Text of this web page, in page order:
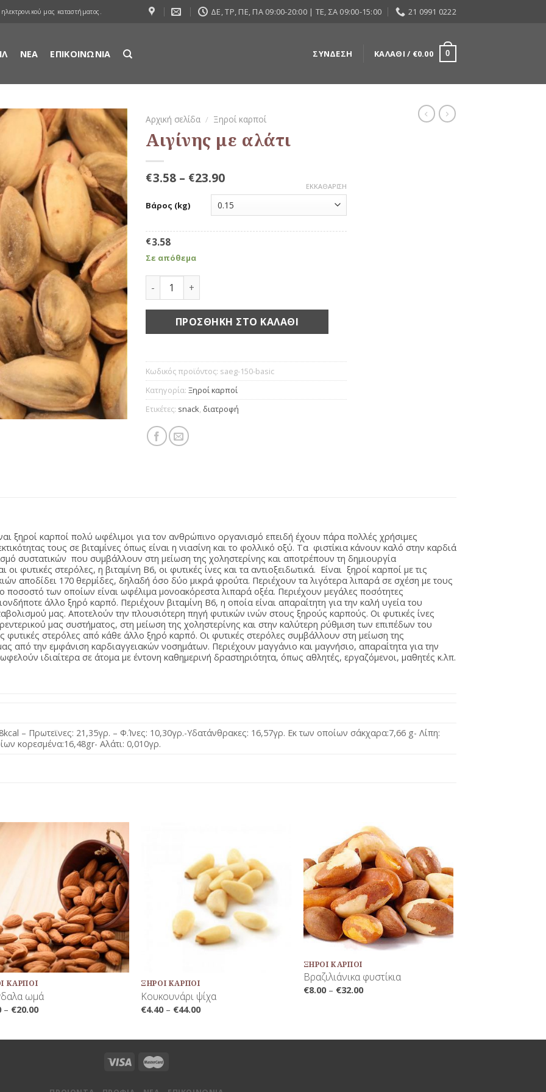
μας καταστήματος. ΔΕ, ΤΡ, ΠΕ, ΠΑ 09:00-20:00 | ΤΕ, ΣΑ 09:00-15:00 21 0991 0222
ΝΕΑ ΕΠΙΚΟΙΝΩΝΙΑ ΣΎΝΔΕΣΗ ΚΑΛΆΘΙ / €0.00 0
Προσθήκη
στη Λίστα
Αγαπημένων
Αρχική σελίδα / Ξηροί καρποί
Αιγίνης με αλάτι
€3.58– €23.90
Βάρος (kg)
ΕΚΚΑΘΆΡΙΣΗ
€3.58
Σε απόθεμα
Αιγίνης με αλάτι ποσότητα
ΠΡΟΣΘΉΚΗ ΣΤΟ ΚΑΛΆΘΙ
Κωδικός προϊόντος: saeg-150-basic
Κατηγορία: Ξηροί καρποί
Ετικέτες: snack, διατροφή
ξηροί καρποί πολύ ωφέλιμοι για τον ανθρώπινο οργανισμό επειδή έχουν πάρα πολλές χρήσιμες
τους σε βιταμίνες όπως είναι η νιασίνη και το φολλικό οξύ. Τα φιστίκια κάνουν καλό στην καρδιά
συστατικών που συμβάλλουν στη μείωση της χοληστερίνης και αποτρέπουν τη δημιουργία
φυτικές στερόλες, η βιταμίνη Β6, οι φυτικές ίνες και τα αντιοξειδωτικά. Είναι ξηροί καρποί με τις
αποδίδει 170 θερμίδες, δηλαδή όσο δύο μικρά φρούτα. Περιέχουν τα λιγότερα λιπαρά σε σχέση με τους
των οποίων είναι ωφέλιμα μονοακόρεστα λιπαρά οξέα. Περιέχουν μεγάλες ποσότητες
άλλο ξηρό καρπό. Περιέχουν βιταμίνη Β6, η οποία είναι απαραίτητη για την καλή υγεία του
μας. Αποτελούν την πλουσιότερη πηγή φυτικών ινών στους ξηρούς καρπούς. Οι φυτικές ίνες
μας συστήματος, στη μείωση της χοληστερίνης και στην καλύτερη ρύθμιση των επιπέδων του
φυτικές στερόλες από κάθε άλλο ξηρό καρπό. Οι φυτικές στερόλες συμβάλλουν στη μείωση της
από την εμφάνιση καρδιαγγειακών νοσημάτων. Περιέχουν μαγγάνιο και μαγνήσιο, απαραίτητα για την
ιδιαίτερα σε άτομα με έντονη καθημερινή δραστηριότητα, όπως αθλητές, εργαζόμενοι, μαθητές κ.λπ.
– Πρωτεϊνες: 21,35γρ. – Φ.Ίνες: 10,30γρ.-Υδατάνθρακες: 16,57γρ. Εκ των οποίων σάκχαρα:7,66 g- Λίπη:
κορεσμένα:16,48gr- Αλάτι: 0,010γρ.
Προσθήκη
στη Λίστα
Αγαπημένων
ΚΑΡΠΟΊ
ωμά
– €20.00
Προσθήκη
στη Λίστα
Αγαπημένων
ΞΗΡΟΊ ΚΑΡΠΟΊ
Κουκουνάρι ψίχα
€4.40– €44.00
Προσθήκη
στη Λίστα
Αγαπημένων
+
ΞΗΡΟΊ ΚΑΡΠΟΊ
Βραζιλιάνικα φυστίκια
€8.00– €32.00